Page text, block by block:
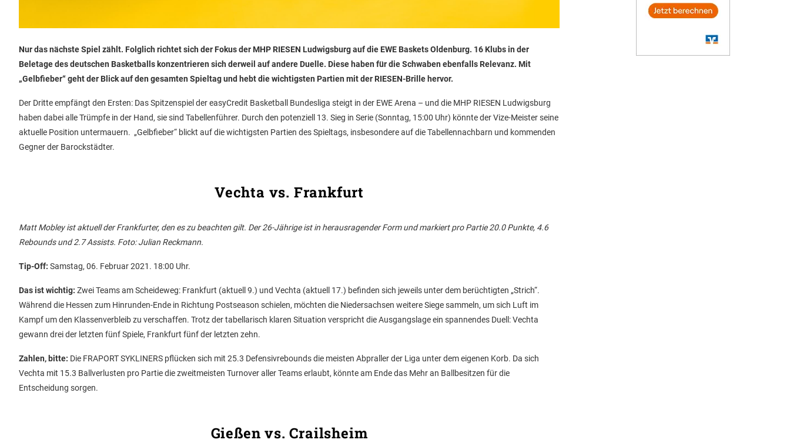
Nur das nächste Spiel zählt. Folglich richtet sich der Fokus der MHP RIESEN Ludwigsburg auf die EWE Baskets Oldenburg. 16 Klubs in der
Beletage des deutschen Basketballs konzentrieren sich derweil auf andere Duelle. Diese haben für die Schwaben ebenfalls Relevanz. Mit
„Gelbfieber“ geht der Blick auf den gesamten Spieltag und hebt die wichtigsten Partien mit der RIESEN-Brille hervor.
Der Dritte empfängt den Ersten: Das Spitzenspiel der easyCredit Basketball Bundesliga steigt in der EWE Arena – und die MHP RIESEN Ludwigsburg
haben dabei alle Trümpfe in der Hand, sie sind Tabellenführer. Durch den potenziell 13. Sieg in Serie (Sonntag, 15:00 Uhr) könnte der Vize-Meister seine
aktuelle Position untermauern. „Gelbfieber“ blickt auf die wichtigsten Partien des Spieltags, insbesondere auf die Tabellennachbarn und kommenden
Gegner der Barockstädter.
Vechta vs. Frankfurt
Matt Mobley ist aktuell der Frankfurter, den es zu beachten gilt. Der 26-Jährige ist in herausragender Form und markiert pro Partie 20.0 Punkte, 4.6
Rebounds und 2.7 Assists. Foto: Julian Reckmann.
Tip-Off: Samstag, 06. Februar 2021. 18:00 Uhr.
Das ist wichtig: Zwei Teams am Scheideweg: Frankfurt (aktuell 9.) und Vechta (aktuell 17.) befinden sich jeweils unter dem berüchtigten „Strich“.
Während die Hessen zum Hinrunden-Ende in Richtung Postseason schielen, möchten die Niedersachsen weitere Siege sammeln, um sich Luft im
Kampf um den Klassenverbleib zu verschaffen. Trotz der tabellarisch klaren Situation verspricht die Ausgangslage ein spannendes Duell: Vechta
gewann drei der letzten fünf Spiele, Frankfurt fünf der letzten zehn.
Zahlen, bitte: Die FRAPORT SYKLINERS pflücken sich mit 25.3 Defensivrebounds die meisten Abpraller der Liga unter dem eigenen Korb. Da sich
Vechta mit 15.3 Ballverlusten pro Partie die zweitmeisten Turnover aller Teams erlaubt, könnte am Ende das Mehr an Ballbesitzen für die
Entscheidung sorgen.
Gießen vs. Crailsheim